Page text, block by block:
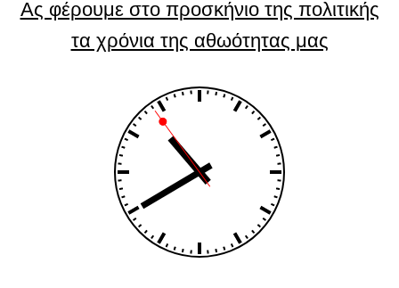
Ας φέρουμε στο προσκήνιο της πολιτικής
τα χρόνια της αθωότητας μας